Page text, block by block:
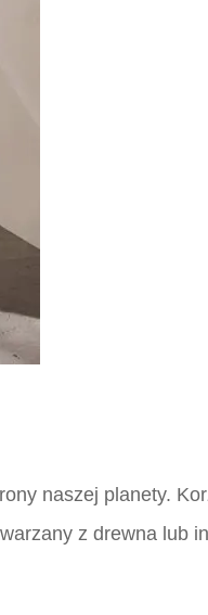
naszej planety.
z drewna lub